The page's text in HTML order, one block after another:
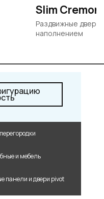
Slim
Раздвижные двери
наполнением
и мебель
панели и двери pivot